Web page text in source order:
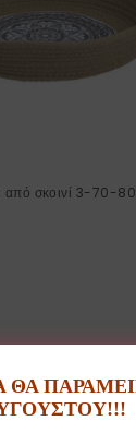
από σκοινί 3-70-